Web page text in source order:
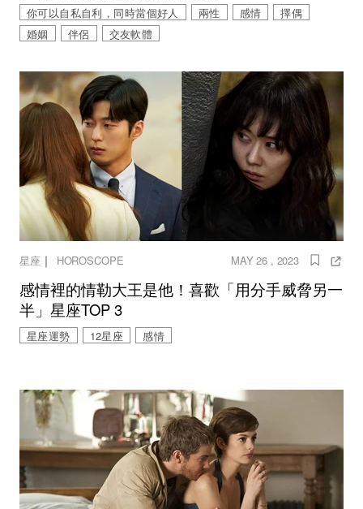
你可以自私自利，同時當個好人
兩性 感情
擇偶
婚姻
伴侶 交友軟體
星座 ｜ HOROSCOPE MAY 26 , 2023
感情裡的情勒大王是他！喜歡「用分手威脅另一
半」星座TOP 3
星座運勢 12星座 感情